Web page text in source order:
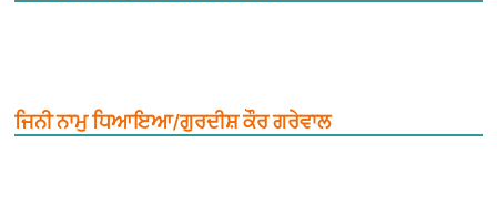
ਜਿਨੀ ਨਾਮੁ ਧਿਆਇਆ/ਗੁਰਦੀਸ਼ ਕੌਰ ਗਰੇਵਾਲ